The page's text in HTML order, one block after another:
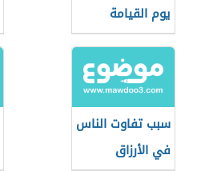
يوم القيامة
سبب تفاوت الناس
في الأرزاق